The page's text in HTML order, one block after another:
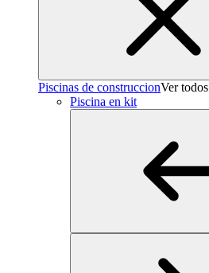
Piscinas de construccionVer todos
Piscina en kit